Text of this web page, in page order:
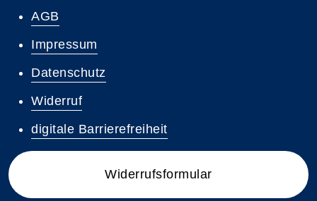
AGB
Impressum
Datenschutz
Widerruf
digitale Barrierefreiheit
Widerrufsformular